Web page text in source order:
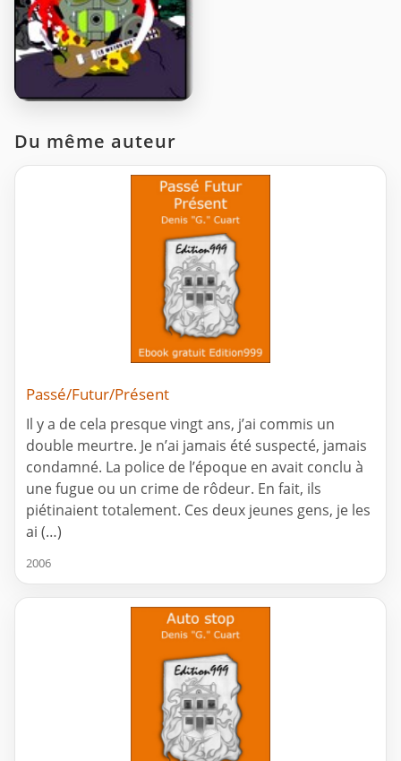
Du même auteur
Passé/Futur/Présent
Il y a de cela presque vingt ans, j’ai commis un
double meurtre. Je n’ai jamais été suspecté, jamais
condamné. La police de l’époque en avait conclu à
une fugue ou un crime de rôdeur. En fait, ils
piétinaient totalement. Ces deux jeunes gens, je les
ai (…)
2006